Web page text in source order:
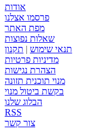
אודות
פרסמו אצלנו
מפת האתר
שאלות נפוצות
תנאי שימוש | תקנון
מדיניות פרטיות
הצהרת נגישות
מנוי תוכנית תזונה
בקשת ביטול מנוי
הבלוג שלנו
RSS
צור קשר